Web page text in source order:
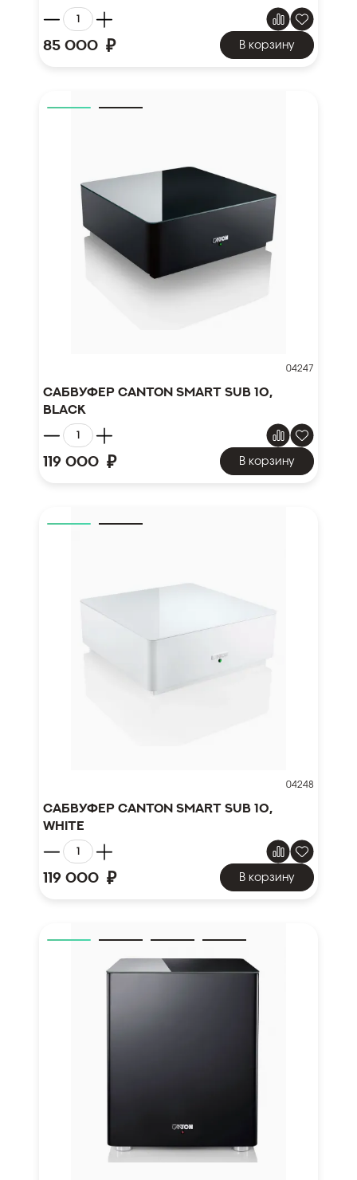
85 000 ₽ В корзину
04247
Сабвуфер Canton Smart Sub 10,
black
119 000 ₽ В корзину
04248
Сабвуфер Canton Smart Sub 10,
white
119 000 ₽ В корзину